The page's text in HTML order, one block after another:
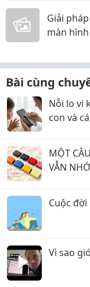
Giải
màn
Bài cùng
Nỗi lo vi
con và
MỘT
VẪN NHỚ
Cuộc
Vì sao